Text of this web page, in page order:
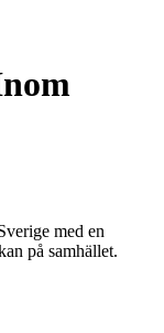
med en
på samhället.